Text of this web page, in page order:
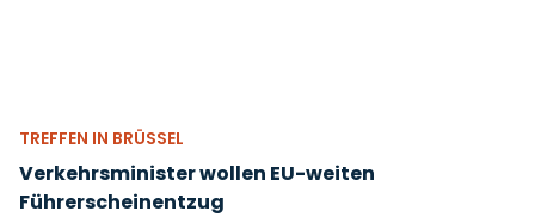
TREFFEN IN BRÜSSEL
Verkehrsminister wollen EU-weiten
Führerscheinentzug